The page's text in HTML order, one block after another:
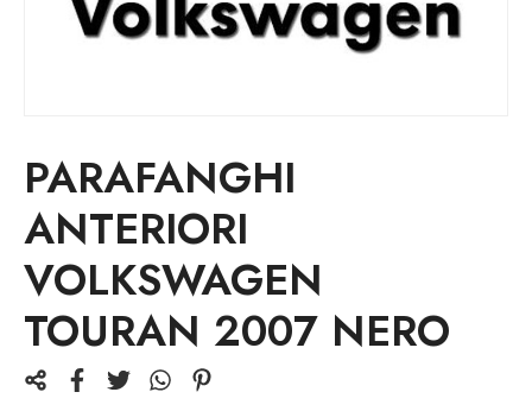
PARAFANGHI
ANTERIORI
VOLKSWAGEN
TOURAN 2007 NERO